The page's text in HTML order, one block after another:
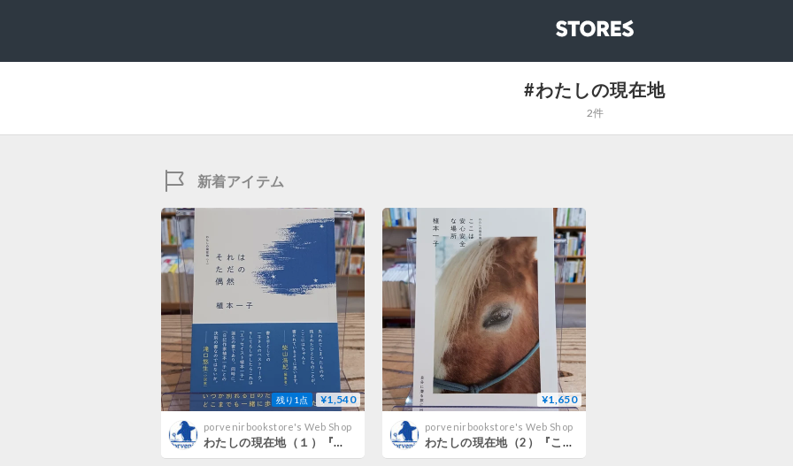
STORES
#わたしの現在地
2件
新着アイテム
残り1点 ¥1,540
porvenirbookstore's Web Shop
わたしの現在地（１）『それはただの偶然』
¥1,650
porvenirbookstore's Web Shop
わたしの現在地（2）『ここは安心安全な場所』